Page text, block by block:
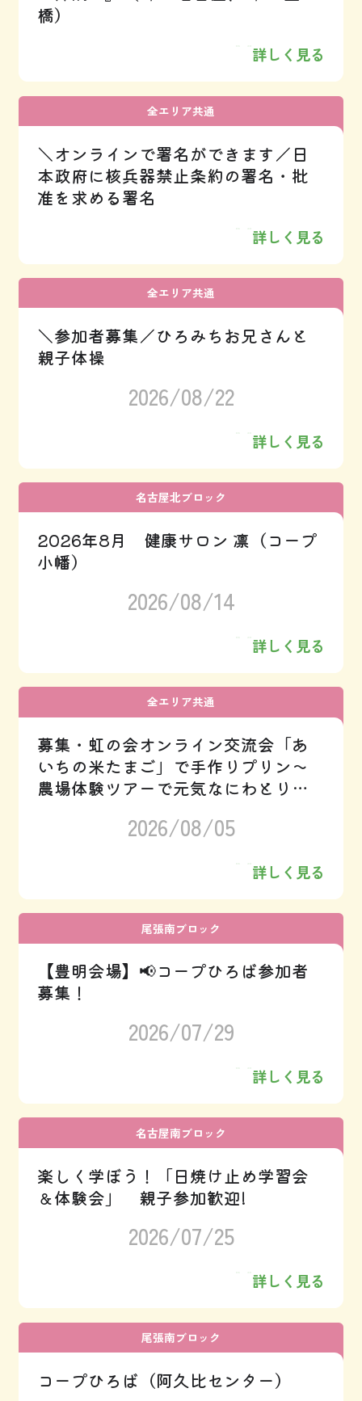
橋）
詳しく見る
全エリア共通
＼オンラインで署名ができます／日
本政府に核兵器禁止条約の署名・批
准を求める署名
詳しく見る
全エリア共通
＼参加者募集／ひろみちお兄さんと
親子体操
2026/08/22
詳しく見る
名古屋北ブロック
2026年8月 健康サロン 凛（コープ
小幡）
2026/08/14
詳しく見る
全エリア共通
募集・虹の会オンライン交流会「あ
いちの米たまご」で手作りプリン～
農場体験ツアーで元気なにわとりさ
2026/08/05
詳しく見る
尾張南ブロック
【豊明会場】📢コープひろば参加者
募集！
2026/07/29
詳しく見る
名古屋南ブロック
楽しく学ぼう！「日焼け止め学習会
＆体験会」 親子参加歓迎!
2026/07/25
詳しく見る
尾張南ブロック
コープひろば（阿久比センター）